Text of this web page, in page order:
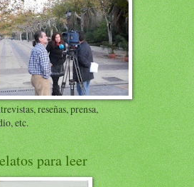
reseñas, prensa,
etc.
para leer